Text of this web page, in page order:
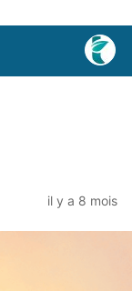
il y a 8 mois